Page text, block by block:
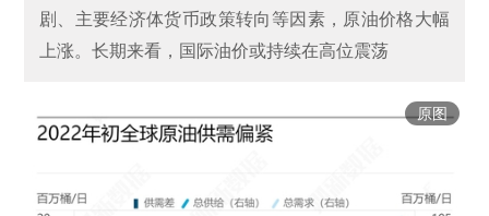
剧、主要经济体货币政策转向等因素，原油价格大幅
上涨。长期来看，国际油价或持续在高位震荡
原图